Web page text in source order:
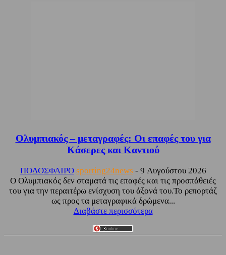
Ολυμπιακός – μεταγραφές: Οι επαφές του για
Κάσερες και Καντιού
ΠΟΔΟΣΦΑΙΡΟ sporting24news - 9 Αυγούστου 2026
Ο Ολυμπιακός δεν σταματά τις επαφές και τις προσπάθειές
του για την περαιτέρω ενίσχυση του άξονά του.Το ρεπορτάζ
ως προς τα μεταγραφικά δρώμενα...
Διαβάστε περισσότερα